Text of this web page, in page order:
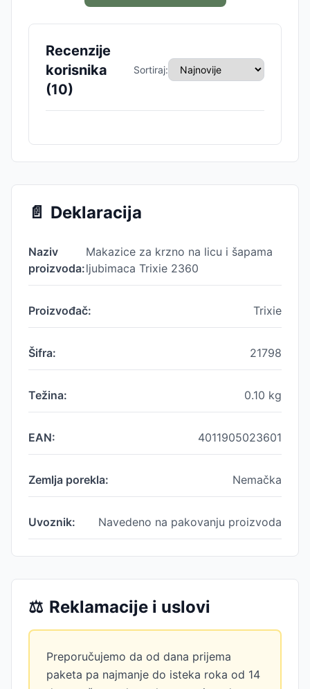
Recenzije
korisnika
(10)
Sortiraj:
📄 Deklaracija
Naziv
proizvoda:
Makazice za krzno na licu i šapama
ljubimaca Trixie 2360
Proizvođač: Trixie
Šifra: 21798
Težina: 0.10 kg
EAN: 4011905023601
Zemlja porekla: Nemačka
Uvoznik: Navedeno na pakovanju proizvoda
⚖️ Reklamacije i uslovi
Preporučujemo da od dana prijema
paketa pa najmanje do isteka roka od 14